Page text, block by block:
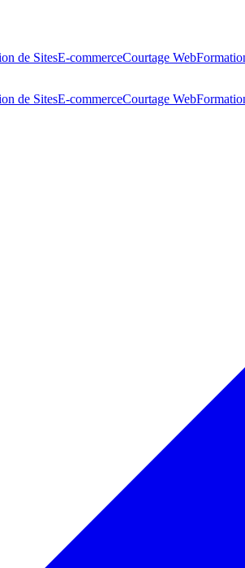
de SitesE-commerceCourtage Web
de SitesE-commerceCourtage Web